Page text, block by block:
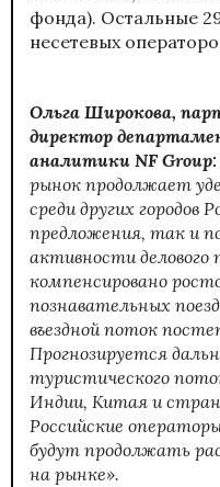
фонда). Остальные
несетевых
Ольга Широкова,
директор
аналитики NF Group:
рынок продолжает
среди других городов
предложения, так и
активности делового
компенсировано
познавательных
въездной поток
Прогнозируется
туристического
Индии, Китая и
Российские
будут продолжать
на рынке».